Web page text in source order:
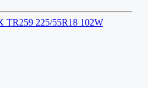
TR259 225/55R18 102W